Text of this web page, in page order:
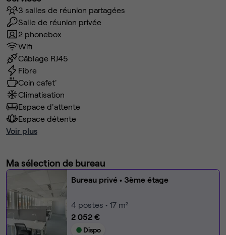
3 salles de réunion partagées
Salle de réunion privée
2 phonebox
Wifi
Câblage RJ45
Fibre
Coin cafet'
Climatisation
Espace d'attente
Espace détente
Voir plus
Ma sélection de bureau
Bureau privé • 3ème étage
4 postes • 17 m²
2 052 €
Dispo